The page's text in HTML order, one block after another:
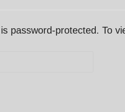
password-protected. To